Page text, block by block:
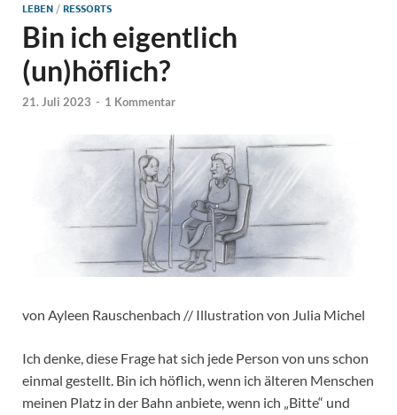
LEBEN /RESSORTS
Bin ich eigentlich
(un)höflich?
21. Juli 2023 - 1 Kommentar
von Ayleen Rauschenbach // Illustration von Julia Michel
Ich denke, diese Frage hat sich jede Person von uns schon
einmal gestellt. Bin ich höflich, wenn ich älteren Menschen
meinen Platz in der Bahn anbiete, wenn ich „Bitte“ und